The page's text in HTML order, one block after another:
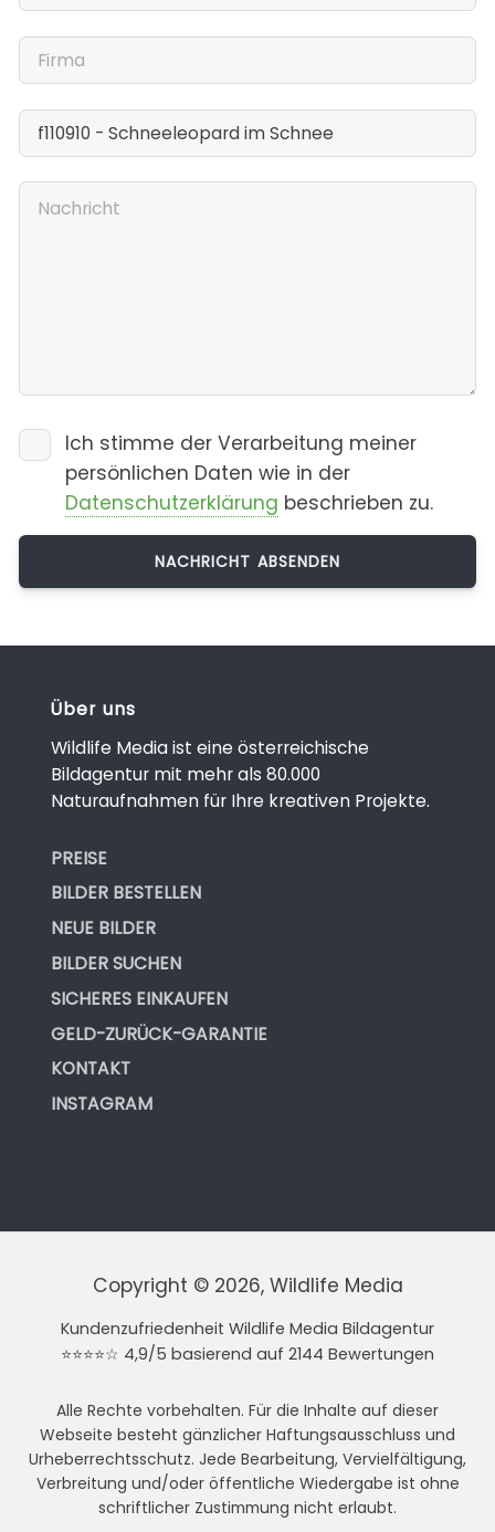
Ich stimme der Verarbeitung meiner
persönlichen Daten wie in der
Datenschutzerklärung beschrieben zu.
Über uns
Wildlife Media ist eine österreichische
Bildagentur mit mehr als 80.000
Naturaufnahmen für Ihre kreativen Projekte.
PREISE
BILDER BESTELLEN
NEUE BILDER
BILDER SUCHEN
SICHERES EINKAUFEN
GELD-ZURÜCK-GARANTIE
KONTAKT
INSTAGRAM
Copyright © 2026, Wildlife Media
Kundenzufriedenheit Wildlife Media Bildagentur
⭐⭐⭐⭐☆ 4,9/5 basierend auf 2144 Bewertungen
Alle Rechte vorbehalten. Für die Inhalte auf dieser
Webseite besteht gänzlicher Haftungsausschluss und
Urheberrechtsschutz. Jede Bearbeitung, Vervielfältigung,
Verbreitung und/oder öffentliche Wiedergabe ist ohne
schriftlicher Zustimmung nicht erlaubt.